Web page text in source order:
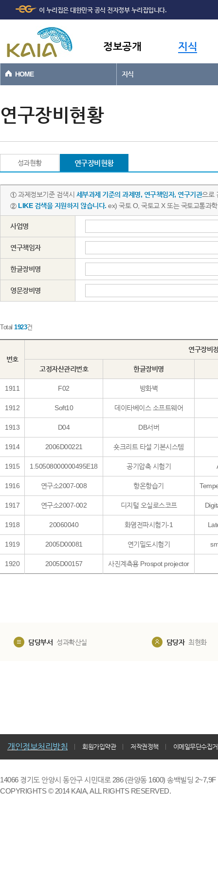
본문바로가기
이 누리집은 대한민국 공식 전자정부 누리집입니다.
정보공개 지식
HOME 지식
연구장비현황
성과현황 연구장비현황
①과제정보기준 검색시 세부과제 기준의 과제명, 연구책임자, 연구기관으로
②LIKE 검색을 지원하지 않습니다. ex) 국토 O, 국토교 X 또는 국토교통과
사업명
연구책임자
한글장비명
영문장비명
Total 1923건
번호
연구장비
고정자산관리번호 한글장비명
1911 F02 방화벽
1912 Soft10 데이타베이스 소프트웨어
1913 D04 DB서버
1914 2006D00221 숏크리트 타설 기본시스템
1915 1.50508000000495E18 공기압축 시험기
1916 연구소2007-008 항온항습기
1917 연구소2007-002 디지털 오실로스코프
1918 20060040 화염전파시험기-1
1919 2005D00081 연기밀도시험기
1920 2005D00157 사진계측용 Prospot projector
담당부서 성과확산실 담당자 최현화
개인정보처리방침 회원가입약관 저작권정책 이메일무단수집
14066 경기도 안양시 동안구 시민대로 286 (관양동 1600) 송백빌딩
COPYRIGHTS © 2014 KAIA, ALL RIGHTS RESERVED.